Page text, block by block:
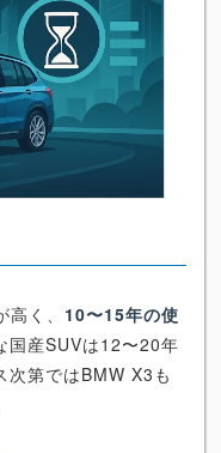
く、 10〜15年の使
国産SUVは12〜20年
次第ではBMW X3も